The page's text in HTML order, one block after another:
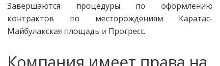
Завершаются процедуры по оформлению
контрактов по месторождениям Каратас-
Майбулакская площадь и Прогресс.